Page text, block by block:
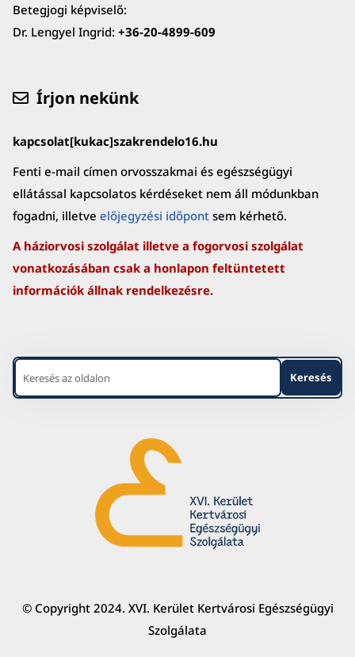
Betegjogi képviselő:
Dr. Lengyel Ingrid: +36-20-4899-609
Írjon nekünk
kapcsolat[kukac]szakrendelo16.hu
Fenti e-mail címen orvosszakmai és egészségügyi
ellátással kapcsolatos kérdéseket nem áll módunkban
fogadni, illetve előjegyzési időpontsem kérhető.
A háziorvosi szolgálat illetve a fogorvosi szolgálat
vonatkozásában csak a honlapon feltüntetett
információk állnak rendelkezésre.
© Copyright 2024. XVI. Kerület Kertvárosi Egészségügyi
Szolgálata